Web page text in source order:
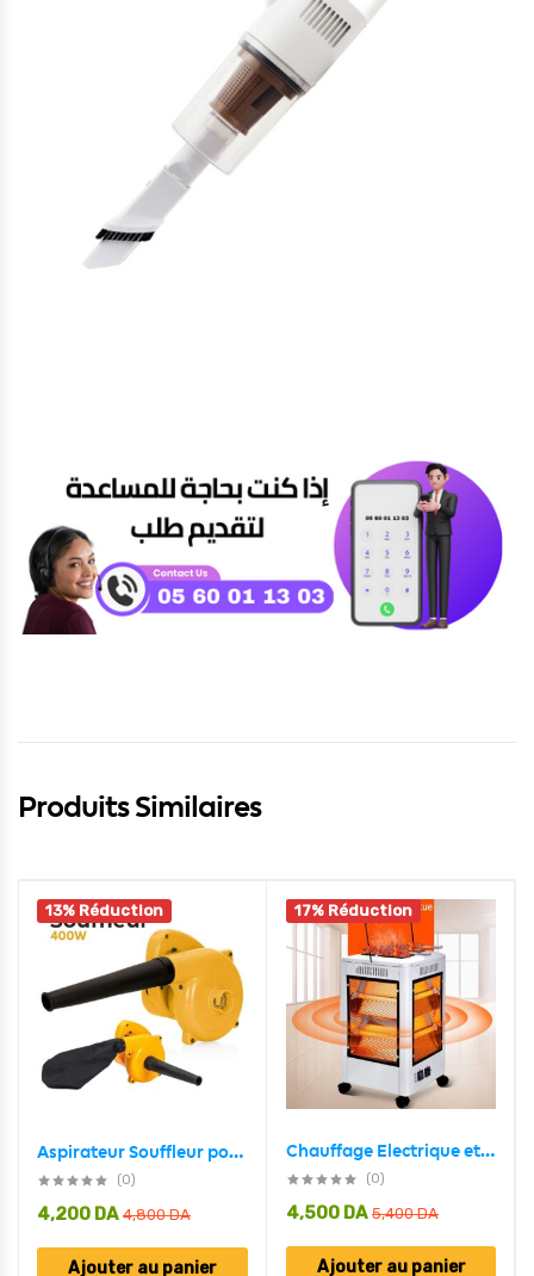
Produits Similaires
13% Réduction
Aspirateur Souffleur pour Extérieur et Intérieur 400W
(0)
4,800DA
4,200 DA
Ajouter au panier
17% Réduction
Chauffage Electrique et Gril 360 Degrés Eco Faible Consommation 5 façades 2000 W
(0)
5,400DA
4,500 DA
Ajouter au panier